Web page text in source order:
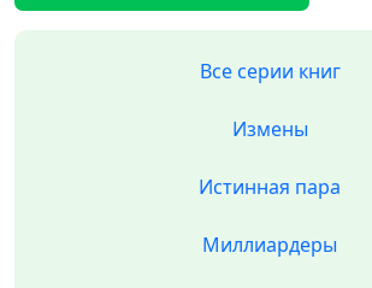
Все серии книг
Измены
Истинная пара
Миллиардеры